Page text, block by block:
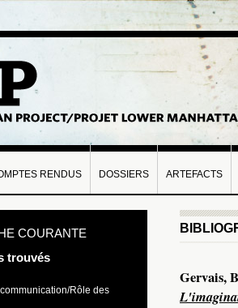
RENDUS DOSSIERS ARTEFACTS
Gervais,
COURANTE
trouvés
Rôle des